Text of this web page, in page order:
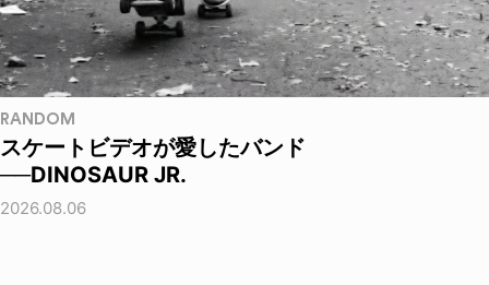
RANDOM
スケートビデオが愛したバンド
──DINOSAUR JR.
2026.08.06